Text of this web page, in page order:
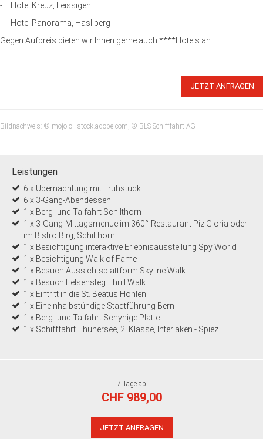
- Hotel Kreuz, Leissigen
- Hotel Panorama, Hasliberg
Gegen Aufpreis bieten wir Ihnen gerne auch ****Hotels an.
JETZT ANFRAGEN
Bildnachweis: © mojolo - stock.adobe.com, © BLS Schifffahrt AG
Leistungen
6 x Übernachtung mit Frühstück
6 x 3-Gang-Abendessen
1 x Berg- und Talfahrt Schilthorn
1 x 3-Gang-Mittagsmenue im 360°-Restaurant Piz Gloria oder
im Bistro Birg, Schilthorn
1 x Besichtigung interaktive Erlebnisausstellung Spy World
1 x Besichtigung Walk of Fame
1 x Besuch Aussichtsplattform Skyline Walk
1 x Besuch Felsensteg Thrill Walk
1 x Eintritt in die St. Beatus Höhlen
1 x Eineinhalbstündige Stadtführung Bern
1 x Berg- und Talfahrt Schynige Platte
1 x Schifffahrt Thunersee, 2. Klasse, Interlaken - Spiez
7 Tage ab
CHF 989,00
JETZT ANFRAGEN